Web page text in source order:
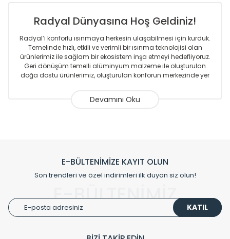
Radyal Dünyasına Hoş Geldiniz!
Radyal’i konforlu ısınmaya herkesin ulaşabilmesi için kurduk.
Temelinde hızlı, etkili ve verimli bir ısınma teknolojisi olan
ürünlerimiz ile sağlam bir ekosistem inşa etmeyi hedefliyoruz.
Geri dönüşüm temelli alüminyum malzeme ile oluşturulan
doğa dostu ürünlerimiz, oluşturulan konforun merkezinde yer
Sizlere sunmakta olduğumuz Alüminyum Radyatör ve
gurur duymaktadır. Avrupa’ya yapmakta olduğu ihracat ile
de ürünlerinde sadece tasarımın ön planda olmadığını aynı
zamanda kalite olarak ta en üst seviyede olduğunu
Çevreci ve yeşil enerji yaklaşımlarıyla ve sıfır karbon ayak izi
hedefiyle üretim yapan Radyal çevreye duyarlı üretim
E-BÜLTENİMİZE KAYIT OLUN
Son trendleri ve özel indirimleri ilk duyan siz olun!
E-BÜLTENİMİZ KATIL